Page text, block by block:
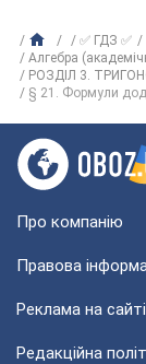
✅ ГДЗ ✅
Алгебра
РОЗДІЛ 3.
§ 21. Формули
Про компанію
Правова
Реклама на сайті
Редакційна